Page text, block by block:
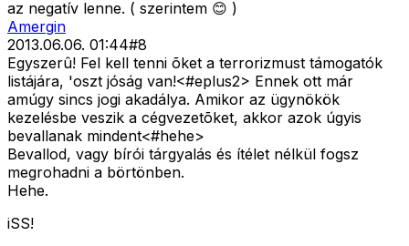
az negatív lenne. ( szerintem 😊 )
Amergin
2013.06.06. 01:44#8
Egyszerû! Fel kell tenni õket a terrorizmust támogatók
listájára, 'oszt jóság van!<#eplus2> Ennek ott már
amúgy sincs jogi akadálya. Amikor az ügynökök
kezelésbe veszik a cégvezetõket, akkor azok úgyis
bevallanak mindent<#hehe>
Bevallod, vagy bírói tárgyalás és ítélet nélkül fogsz
megrohadni a börtönben.
Hehe.
iSS!